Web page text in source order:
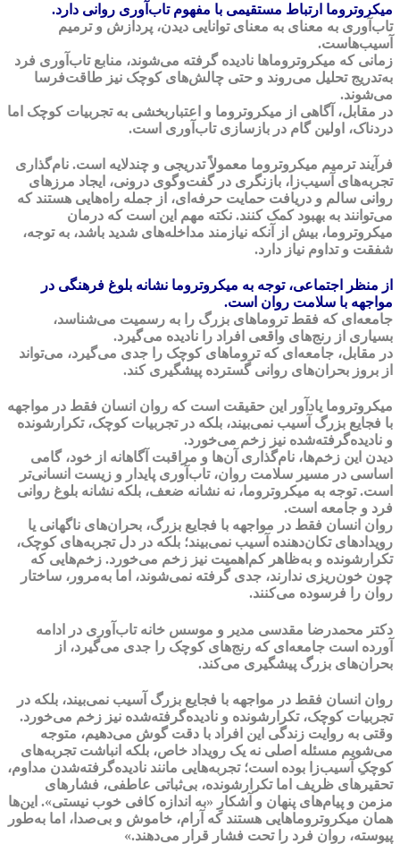
میکروتروما ارتباط مستقیمی با مفهوم تاب‌آوری روانی دارد.
تاب‌آوری به معنای به معنای توانایی دیدن، پردازش و ترمیم
آسیب‌هاست.
زمانی که میکروتروماها نادیده گرفته می‌شوند، منابع تاب‌آوری فرد
به‌تدریج تحلیل می‌روند و حتی چالش‌های کوچک نیز طاقت‌فرسا
می‌شوند.
در مقابل، آگاهی از میکروتروما و اعتباربخشی به تجربیات کوچک اما
دردناک، اولین گام در بازسازی تاب‌آوری است.
فرآیند ترمیم میکروتروما معمولاً تدریجی و چندلایه است. نام‌گذاری
تجربه‌های آسیب‌زا، بازنگری در گفت‌وگوی درونی، ایجاد مرزهای
روانی سالم و دریافت حمایت حرفه‌ای، از جمله راه‌هایی هستند که
می‌توانند به بهبود کمک کنند. نکته مهم این است که درمان
میکروتروما، بیش از آنکه نیازمند مداخله‌های شدید باشد، به توجه،
شفقت و تداوم نیاز دارد.
از منظر اجتماعی، توجه به میکروتروما نشانه بلوغ فرهنگی در
مواجهه با سلامت روان است.
جامعه‌ای که فقط تروماهای بزرگ را به رسمیت می‌شناسد،
بسیاری از رنج‌های واقعی افراد را نادیده می‌گیرد.
در مقابل، جامعه‌ای که تروماهای کوچک را جدی می‌گیرد، می‌تواند
از بروز بحران‌های روانی گسترده پیشگیری کند.
میکروتروما یادآور این حقیقت است که روان انسان فقط در مواجهه
با فجایع بزرگ آسیب نمی‌بیند، بلکه در تجربیات کوچک، تکرارشونده
و نادیده‌گرفته‌شده نیز زخم می‌خورد.
دیدن این زخم‌ها، نام‌گذاری آن‌ها و مراقبت آگاهانه از خود، گامی
اساسی در مسیر سلامت روان، تاب‌آوری پایدار و زیست انسانی‌تر
است. توجه به میکروتروما، نه نشانه ضعف، بلکه نشانه بلوغ روانی
فرد و جامعه است.
روان انسان فقط در مواجهه با فجایع بزرگ، بحران‌های ناگهانی یا
رویدادهای تکان‌دهنده آسیب نمی‌بیند؛ بلکه در دل تجربه‌های کوچک،
تکرارشونده و به‌ظاهر کم‌اهمیت نیز زخم می‌خورد. زخم‌هایی که
چون خون‌ریزی ندارند، جدی گرفته نمی‌شوند، اما به‌مرور، ساختار
روان را فرسوده می‌کنند.
دکتر محمدرضا مقدسی مدیر و موسس خانه تاب‌آوری در ادامه
آورده است جامعه‌ای که رنج‌های کوچک را جدی می‌گیرد، از
بحران‌های بزرگ پیشگیری می‌کند.
روان انسان فقط در مواجهه با فجایع بزرگ آسیب نمی‌بیند، بلکه در
تجربیات کوچک، تکرارشونده و نادیده‌گرفته‌شده نیز زخم می‌خورد.
وقتی به روایت زندگی این افراد با دقت گوش می‌دهیم، متوجه
می‌شویم مسئله اصلی نه یک رویداد خاص، بلکه انباشت تجربه‌های
کوچکِ آسیب‌زا بوده است؛ تجربه‌هایی مانند نادیده‌گرفته‌شدن مداوم،
تحقیرهای ظریف اما تکرارشونده، بی‌ثباتی عاطفی، فشارهای
مزمن و پیام‌های پنهان و آشکارِ «به اندازه کافی خوب نیستی». این‌ها
همان میکروتروماهایی هستند که آرام، خاموش و بی‌صدا، اما به‌طور
پیوسته، روان فرد را تحت فشار قرار می‌دهند.»